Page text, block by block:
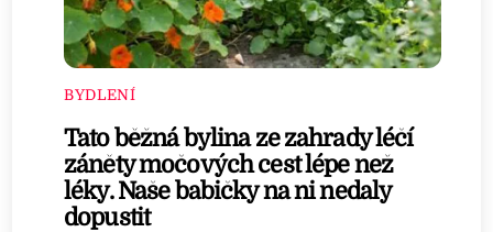
BYDLENÍ
Tato běžná bylina ze zahrady léčí
záněty močových cest lépe než
léky. Naše babičky na ni nedaly
dopustit